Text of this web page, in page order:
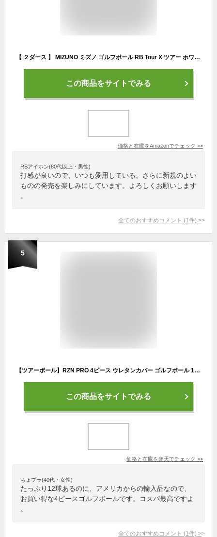
【 ２ダース 】 MIZUNO ミズノ ゴルフボール RB Tour X ツアー ホワイト 4ピース
この商品をサイトでみる
価格と在庫をAmazonでチェック >>
RSアイホン(80代以上・男性)
打感が良いので、いつも愛用している。さらに新規のよい
ものの発売を楽しみにしています。よろしくお願いします
。
全てのおすすめコメント (1 件) >
5
【ツアーボール】RZN PRO 4ピース ウレタンカバー ゴルフボール 1ダース（全12球） USA直輸入品 レジンゴルフ【高コスパ】
この商品をサイトでみる
価格と在庫を楽天でチェック >>
ちょプラ(40代・女性)
たっぷり12球あるのに、アメリカからの輸入品なので、
お買い得な4ピースゴルフボールです。コスパ最高ですよ
。
全てのおすすめコメント (1 件) >